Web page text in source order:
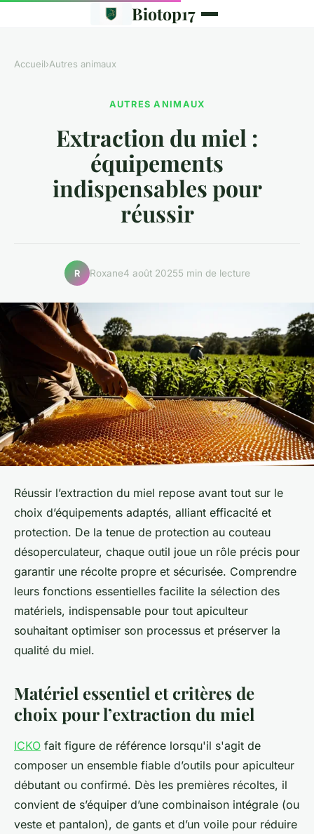
Biotop17
Accueil›Autres animaux
AUTRES ANIMAUX
Extraction du miel :
équipements
indispensables pour
réussir
R Roxane4 août 20255 min de lecture
Réussir l’extraction du miel repose avant tout sur le
choix d’équipements adaptés, alliant efficacité et
protection. De la tenue de protection au couteau
désoperculateur, chaque outil joue un rôle précis pour
garantir une récolte propre et sécurisée. Comprendre
leurs fonctions essentielles facilite la sélection des
matériels, indispensable pour tout apiculteur
souhaitant optimiser son processus et préserver la
qualité du miel.
Matériel essentiel et critères de
choix pour l’extraction du miel
ICKO fait figure de référence lorsqu'il s'agit de
composer un ensemble fiable d’outils pour apiculteur
débutant ou confirmé. Dès les premières récoltes, il
convient de s’équiper d’une combinaison intégrale (ou
veste et pantalon), de gants et d’un voile pour réduire